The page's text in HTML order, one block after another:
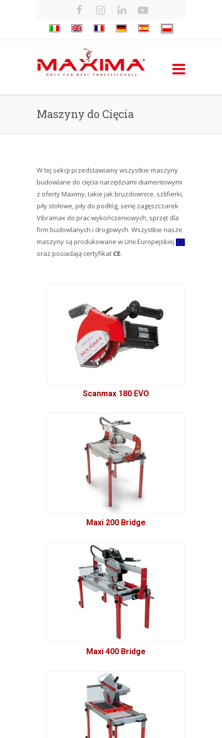
Maszyny do Cięcia
W tej sekcji przedstawiamy wszystkie maszyny
budowlane do cięcia narzędziami diamentowymi
z oferty Maximy, takie jak bruzdownice, szlifierki,
piły stołowe, piły do podłóg, serię zagęszczarek
Vibramax do prac wykończeniowych, sprzęt dla
firm budowlanych i drogowych. Wszystkie nasze
maszyny są produkowane w Unii Europejskiej
oraz posiadają certyfikat CE.
Scanmax 180 EVO
Maxi 200 Bridge
Maxi 400 Bridge